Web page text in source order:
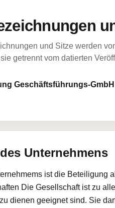
und Sitze werden
getrennt vom datierten
Geschäftsführungs-GmbH
Unternehmens
ist die Beteiligung
Die Gesellschaft ist zu
dienen geeignet sind. Sie